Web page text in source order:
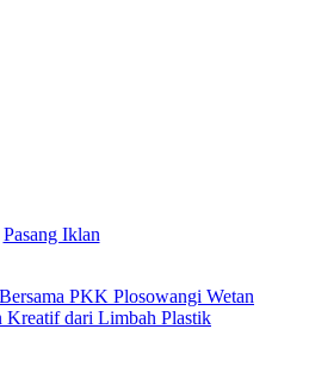
PKK Plosowangi Wetan
Kreatif dari Limbah Plastik